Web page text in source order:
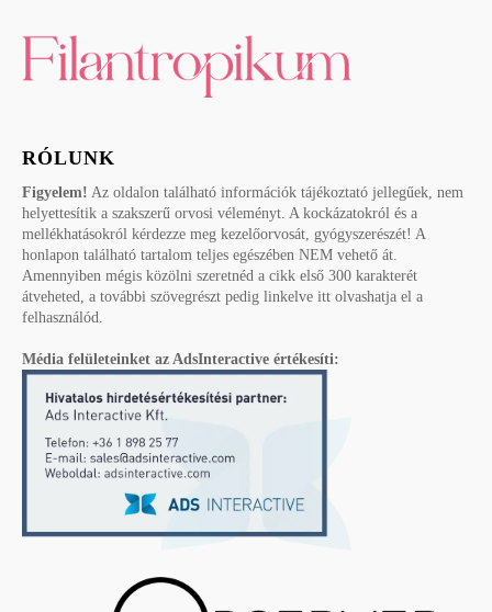
RÓLUNK
Figyelem! Az oldalon található információk tájékoztató jellegűek, nem
helyettesítik a szakszerű orvosi véleményt. A kockázatokról és a
mellékhatásokról kérdezze meg kezelőorvosát, gyógyszerészét! A
honlapon található tartalom teljes egészében NEM vehető át.
Amennyiben mégis közölni szeretnéd a cikk első 300 karakterét
átveheted, a további szövegrészt pedig linkelve itt olvashatja el a
felhasználód.
Média felületeinket az AdsInteractive értékesíti: